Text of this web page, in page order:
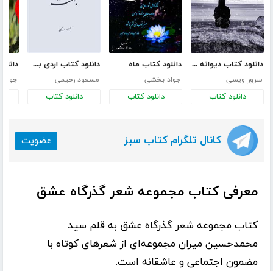
دانلود کتاب دیوانه احساس
سرور ویسی
دانلود کتاب
دانلود کتاب ماه
جواد بخشی
دانلود کتاب
دانلود کتاب اردی بی بهشت
مسعود رحیمی
دانلود کتاب
کانال تلگرام کتاب سبز عضویت
معرفی کتاب مجموعه شعر گذرگاه عشق
کتاب مجموعه شعر گذرگاه عشق به قلم سید
محمدحسین میران مجموعه‌ای از شعرهای کوتاه با
مضمون اجتماعی و عاشقانه است.